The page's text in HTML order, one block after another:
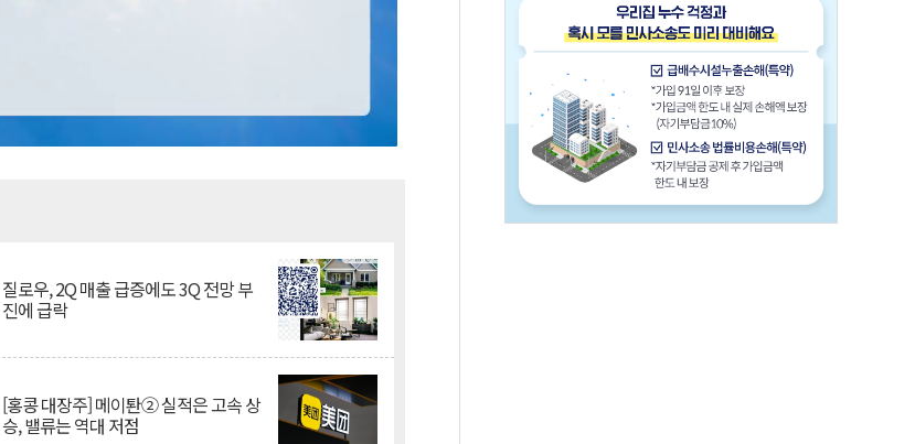
질로우, 2Q 매출 급증에도 3Q 전망 부
진에 급락
[홍콩 대장주] 메이퇀② 실적은 고속 상
승, 밸류는 역대 저점